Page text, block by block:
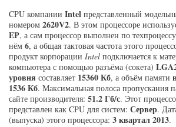
CPU компании Intel представленный
номером 2620V2. В этом процессоре
EP, а сам процессор выполнен по техпроцессу
нём 6, а общая тактовая частота этого
продукт корпорации Intel подключается к
компьютера с помощью разъёма (сокета)
уровня составляет 15360 Кб, а объём памяти
1536 Кб. Максимальная полоса пропускания
сайте производителя: 51.2 Гб/с. Этот
представлен как CPU для систем: Сервер.
(выпуска) этого процессора: 3 квартал 2013.